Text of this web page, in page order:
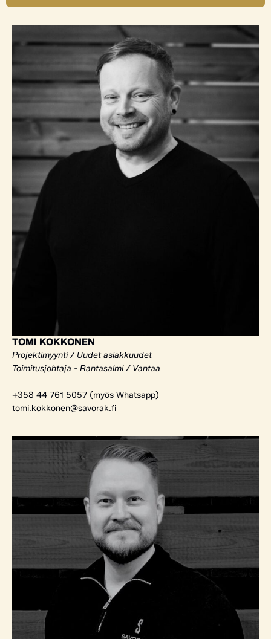
TOMI KOKKONEN
Projektimyynti / Uudet asiakkuudet
Toimitusjohtaja - Rantasalmi / Vantaa
+358 44 761 5057 (myös Whatsapp)
tomi.kokkonen@savorak.fi